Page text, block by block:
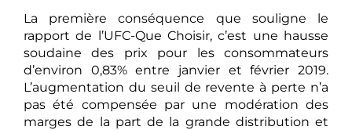
La première conséquence que souligne le
rapport de l’UFC-Que Choisir, c’est une hausse
soudaine des prix pour les consommateurs
d’environ 0,83% entre janvier et février 2019.
L’augmentation du seuil de revente à perte n’a
pas été compensée par une modération des
marges de la part de la grande distribution et